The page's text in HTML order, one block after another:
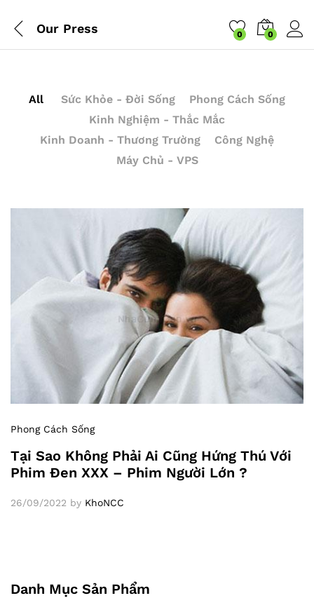
Our Press 0 0
All Sức Khỏe - Đời Sống
Phong Cách Sống
Kinh Nghiệm - Thắc Mắc
Kinh Doanh - Thương Trường
Công Nghệ
Máy Chủ - VPS
Phong Cách Sống
Tại Sao Không Phải Ai Cũng Hứng Thú Với
Phim Đen XXX – Phim Người Lớn ?
26/09/2022 by KhoNCC
Danh Mục Sản Phẩm